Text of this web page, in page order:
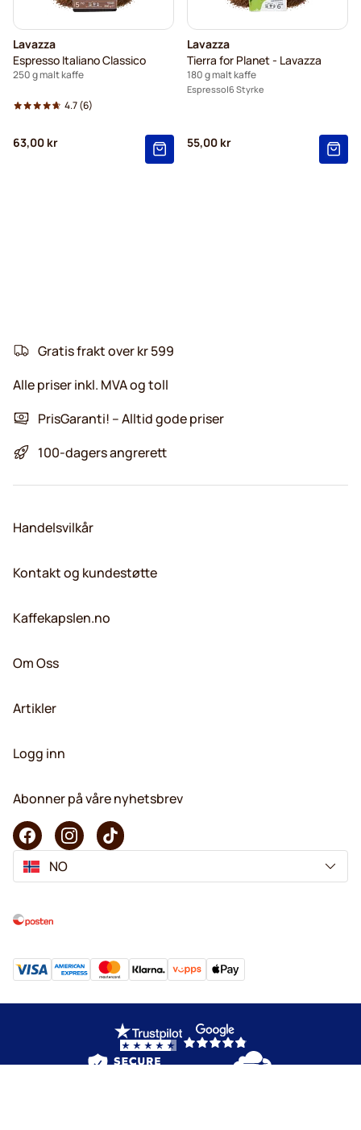
Lavazza
Espresso Italiano Classico
250 g malt kaffe
4.7(6)
63,00 kr
Lavazza
Tierra for Planet - Lavazza
180 g malt kaffe
Espresso 6 Styrke
55,00 kr
Gratis frakt over kr 599
Alle priser inkl. MVA og toll
PrisGaranti! – Alltid gode priser
100-dagers angrerett
Handelsvilkår
Kontakt og kundestøtte
Kaffekapslen.no
Om Oss
Artikler
Logg inn
Abonner på våre nyhetsbrev
NO